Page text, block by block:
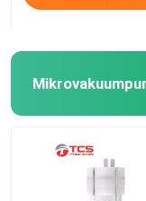
Über uns